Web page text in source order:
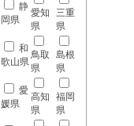
静
岡県
愛知
県
三重
県
和
歌山県
鳥取
県
島根
県
愛
媛県
高知
県
福岡
県